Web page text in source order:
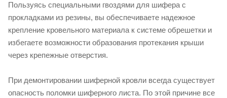
Пользуясь специальными гвоздями для шифера с
прокладками из резины, вы обеспечиваете надежное
крепление кровельного материала к системе обрешетки и
избегаете возможности образования протекания крыши
через крепежные отверстия.
При демонтировании шиферной кровли всегда существует
опасность поломки шиферного листа. По этой причине все